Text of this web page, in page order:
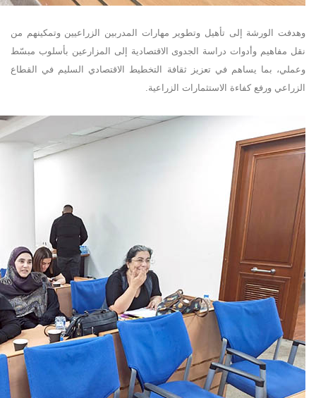
وهدفت الورشة إلى تأهيل وتطوير مهارات المدربين الزراعيين وتمكينهم من
نقل مفاهيم وأدوات دراسة الجدوى الاقتصادية إلى المزارعين بأسلوب مبسّط
وعملي، بما يساهم في تعزيز ثقافة التخطيط الاقتصادي السليم في القطاع
الزراعي ورفع كفاءة الاستثمارات الزراعية